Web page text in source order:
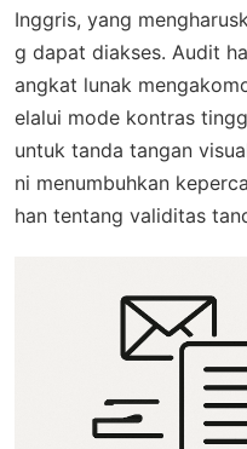
Inggris, yang
g dapat diakses. Audit
angkat lunak
elalui mode kontras
untuk tanda tangan
ni menumbuhkan
han tentang validitas